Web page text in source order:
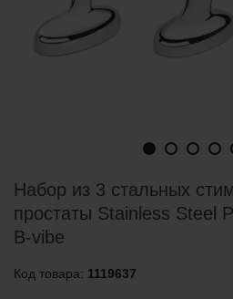
Набор из 3 стальных
простаты Stainless Steel
B-vibe
Код товара: 1119637